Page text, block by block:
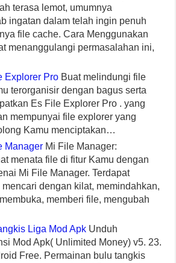
terasa lemot, umumnya
ingatan dalam telah ingin penuh
file cache. Cara Menggunakan
menanggulangi permasalahan ini,
Explorer Pro Buat melindungi file
terorganisir dengan bagus serta
Es File Explorer Pro . yang
mempunyai file explorer yang
Kamu menciptakan…
Manager Mi File Manager:
menata file di fitur Kamu dengan
Mi File Manager. Terdapat
mencari dengan kilat, memindahkan,
memberi file, mengubah
Liga Mod Apk Unduh
Mod Apk( Unlimited Money) v5. 23.
Free. Permainan bulu tangkis